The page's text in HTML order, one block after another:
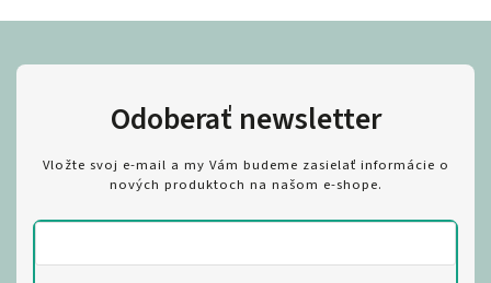
Odoberať newsletter
Vložte svoj e-mail a my Vám budeme zasielať informácie o
nových produktoch na našom e-shope.